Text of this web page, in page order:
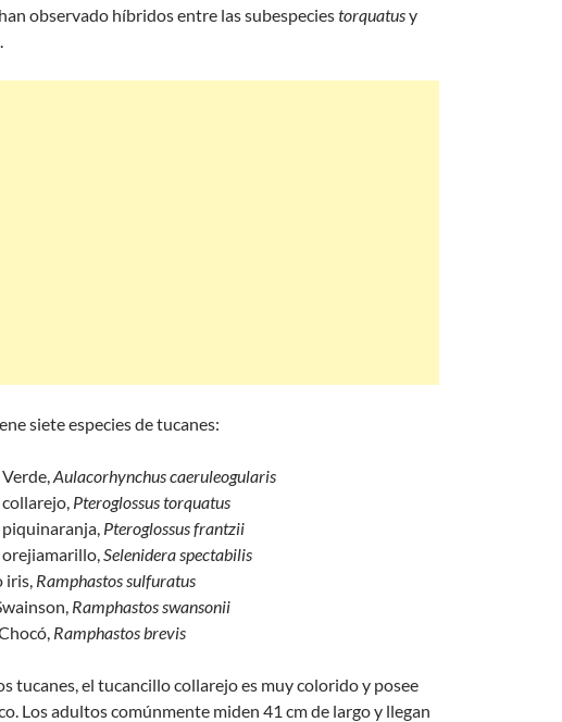
observado híbridos entre las subespeciestorquatusy
.
siete especies de tucanes:
Aulacorhynchus caeruleogularis
Pteroglossus torquatus
Pteroglossus frantzii
Selenidera spectabilis
iris, Ramphastos sulfuratus
Ramphastos swansonii
Ramphastos brevis
tucanes, el tucancillo collarejo es muy colorido y posee
Los adultos comúnmente miden 41 cm de largo y llegan